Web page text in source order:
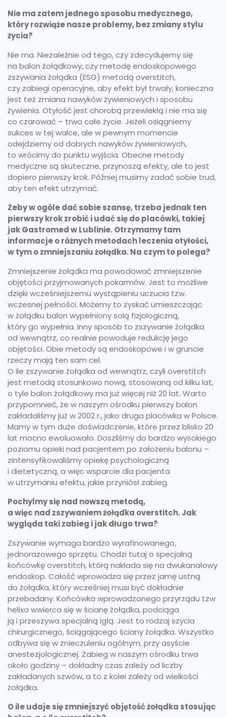
Nie ma zatem jednego sposobu medycznego,
który rozwiąże nasze problemy, bez zmiany stylu
życia?
Nie ma. Niezależnie od tego, czy zdecydujemy się
na balon żołądkowy, czy metodę endoskopowego
zszywania żołądka (ESG) metodą overstitch,
czy zabiegi operacyjne, aby efekt był trwały, konieczna
jest też zmiana nawyków żywieniowych i sposobu
żywienia. Otyłość jest chorobą przewlekłą i nie ma się
co czarować – trwa całe życie. Jeżeli osiągniemy
sukces w tej walce, ale w pewnym momencie
odejdziemy od dobrych nawyków żywieniowych,
to wrócimy do punktu wyjścia. Obecne metody
medyczne są skuteczne, przynoszą efekty, ale to jest
dopiero pierwszy krok. Później musimy zadać sobie trud,
aby ten efekt utrzymać.
Żeby w ogóle dać sobie szansę, trzeba jednak ten
pierwszy krok zrobić i udać się do placówki, takiej
jak Gastromed w Lublinie. Otrzymamy tam
informacje o różnych metodach leczenia otyłości,
w tym o zmniejszaniu żołądka. Na czym to polega?
Zmniejszenie żołądka ma powodować zmniejszenie
objętości przyjmowanych pokarmów. Jest to możliwe
dzięki wcześniejszemu wystąpieniu uczucia tzw.
wczesnej pełności. Możemy to zyskać umieszczając
w żołądku balon wypełniony solą fizjologiczną,
który go wypełnia. Inny sposób to zszywanie żołądka
od wewnątrz, co realnie powoduje redukcję jego
objętości. Obie metody są endoskopowe i w gruncie
rzeczy mają ten sam cel.
O ile zszywanie żołądka od wewnątrz, czyli overstitch
jest metodą stosunkowo nową, stosowaną od kilku lat,
o tyle balon żołądkowy ma już więcej niż 20 lat. Warto
przypomnieć, że w naszym ośrodku pierwszy balon
zakładaliśmy już w 2002 r., jako druga placówka w Polsce.
Mamy w tym duże doświadczenie, które przez blisko 20
lat mocno ewoluowało. Doszliśmy do bardzo wysokiego
poziomu opieki nad pacjentem po założeniu balonu –
zintensyfikowaliśmy opiekę psychologiczną
i dietetyczną, a więc wsparcie dla pacjenta
w utrzymaniu efektu, jakie przyniósł zabieg.
Pochylmy się nad nowszą metodą,
a więc nad zszywaniem żołądka overstitch. Jak
wygląda taki zabieg i jak długo trwa?
Zszywanie wymaga bardzo wyrafinowanego,
jednorazowego sprzętu. Chodzi tutaj o specjalną
końcówkę overstitch, którą nakłada się na dwukanałowy
endoskop. Całość wprowadza się przez jamę ustną
do żołądka, który wcześniej musi być dokładnie
przebadany. Końcówka wprowadzonego przyrządu tzw
helixa wwierca się w ścianę żołądka, podciąga
ją i przeszywa specjalną igłą. Jest to rodzaj szycia
chirurgicznego, ściągającego ściany żołądka. Wszystko
odbywa się w znieczuleniu ogólnym, przy asyście
anestezjologicznej. Zabieg w naszym ośrodku trwa
około godziny – dokładny czas zależy od liczby
zakładanych szwów, a to z kolei zależy od wielkości
żołądka.
O ile udaje się zmniejszyć objętość żołądka stosując